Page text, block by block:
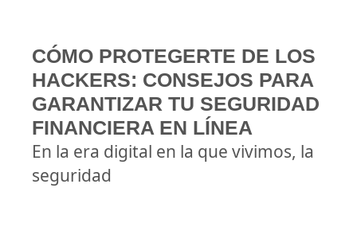
CÓMO PROTEGERTE DE LOS
HACKERS: CONSEJOS PARA
GARANTIZAR TU SEGURIDAD
FINANCIERA EN LÍNEA
En la era digital en la que vivimos, la
seguridad